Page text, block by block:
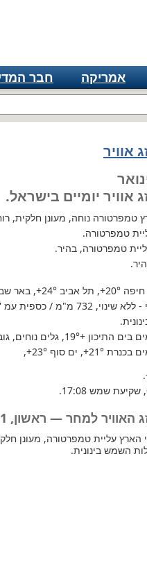
אמריקה חבר
אוויר
אוויר יומיים בישראל.
טמפרטורה נוחה, מעונן חלקית, רוח
טמפרטורה.
טמפרטורה, בהיר.
חיפה +20°, תל אביב +24°, באר
732 מ"מ / כספית עמ '
התיכון +19°
, גלים נוחים, גובה
בכנרת +21°, ים סוף +23°
,
.
למחר — ראשון, 1 פברואר.
השמש בינונית.